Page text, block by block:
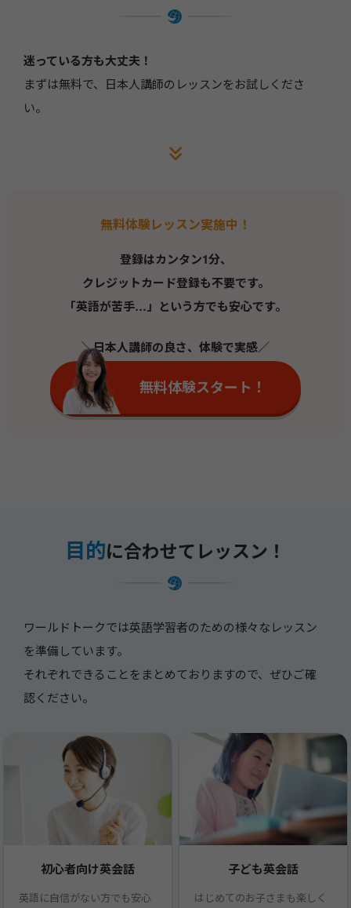
迷っている方も大丈夫！
まずは無料で、日本人講師のレッスンをお試しくださ
い。
無料体験レッスン実施中！
登録はカンタン1分、
クレジットカード登録も不要です。
「英語が苦手…」という方でも安心です。
＼日本人講師の良さ、体験で実感／
無料体験スタート！
目的に合わせてレッスン！
ワールドトークでは英語学習者のための様々なレッスン
を準備しています。
それぞれできることをまとめておりますので、ぜひご確
認ください。
初心者向け英会話
英語に自信がない方でも安心
子ども英会話
はじめてのお子さまも楽しく